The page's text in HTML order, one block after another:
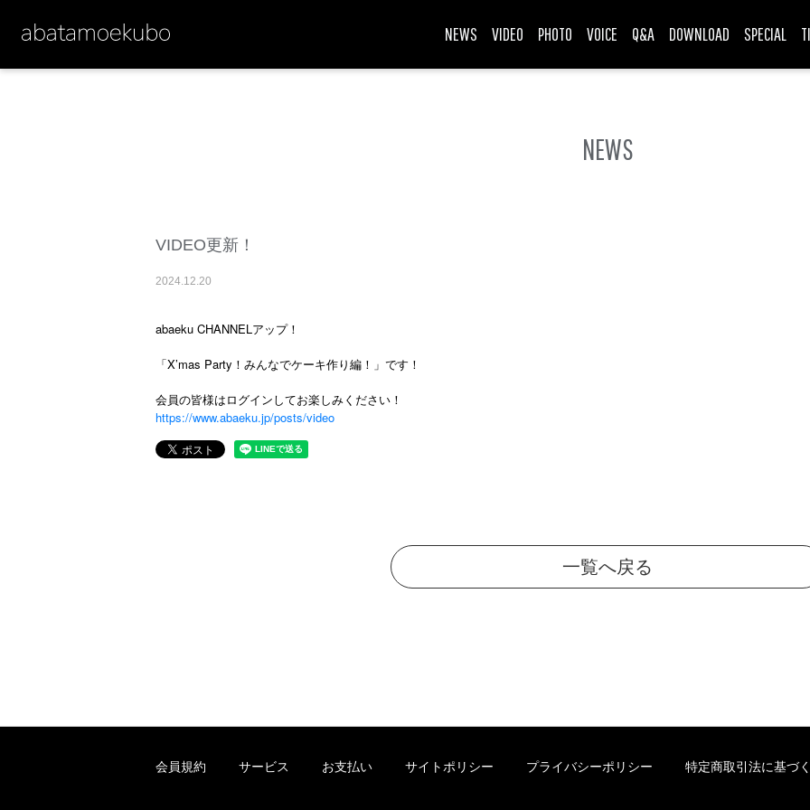
NEWS VIDEO PHOTO VOICE Q&A DOWNLOAD SPECIAL
NEWS
VIDEO更新！
2024.12.20
abaeku CHANNELアップ！
「 X’mas Party ！みんなでケーキ作り編！」 です！
会員の皆様はログインしてお楽しみください！
https://www.abaeku.jp/posts/video
一覧へ戻る
会員規約 サービス お支払い サイトポリシー プライバシーポリシー 特定商取引法に基づ